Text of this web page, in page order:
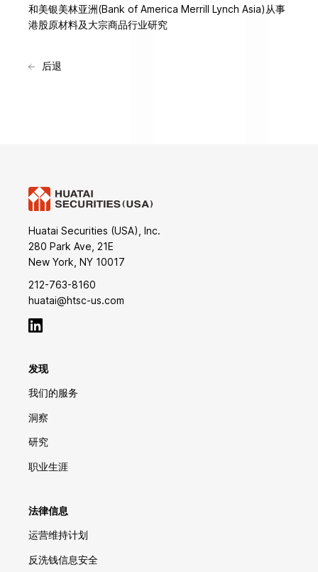
和美银美林亚洲(Bank of America Merrill Lynch Asia)从事
港股原材料及大宗商品行业研究
后退
Huatai Securities (USA), Inc.
280 Park Ave, 21E
New York, NY 10017
212-763-8160
huatai@htsc-us.com
发现
我们的服务
洞察
研究
职业生涯
法律信息
运营维持计划
反洗钱信息安全